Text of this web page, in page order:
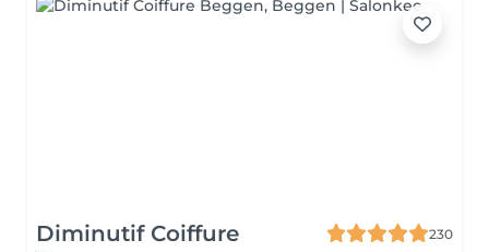
Diminutif Coiffure
230